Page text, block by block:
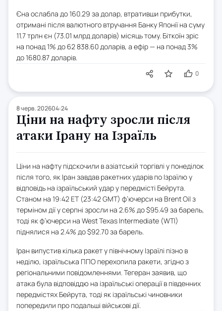
Єна ослабла до 160.29 за долар, втративши прибутки,
отримані після валютного втручання Банку Японії на суму
11.7 трлн єн (73.01 млрд доларів) місяць тому. Біткоїн зріс
на понад 1% до 62 838.60 доларів, а ефір — на понад 3%
до 1680.87 доларів.
0
8 черв. 202604:24
Ціни на нафту зросли після
атаки Ірану на Ізраїль
Ціни на нафту підскочили в азіатській торгівлі у понеділок
після того, як Іран завдав ракетних ударів по Ізраїлю у
відповідь на ізраїльський удар у передмісті Бейрута.
Станом на 19:42 ET (23:42 GMT) ф’ючерси на Brent Oil з
терміном дії у серпні зросли на 2.6% до $95.49 за барель,
тоді як ф’ючерси на West Texas Intermediate (WTI)
піднялися на 2.4% до $92.70 за барель.
Іран випустив кілька ракет у північному Ізраїлі пізно в
неділю, ізраїльська ППО перехопила ракети, згідно з
регіональними повідомленнями. Тегеран заявив, що
атака була відповіддю на ізраїльські операції в південних
передмістях Бейрута, тоді як ізраїльські чиновники
попередили про подальші військові дії.